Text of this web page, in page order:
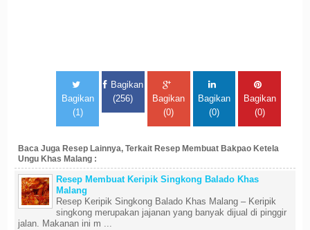
Bagikan
(1)
Bagikan
(256)
Bagikan
(0)
Bagikan
(0)
Bagikan
(0)
Baca Juga Resep Lainnya, Terkait Resep Membuat Bakpao Ketela
Ungu Khas Malang :
Resep Membuat Keripik Singkong Balado Khas
Malang
Resep Keripik Singkong Balado Khas Malang – Keripik
singkong merupakan jajanan yang banyak dijual di pinggir
jalan. Makanan ini m ...